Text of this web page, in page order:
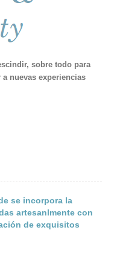
sobre todo para
nuevas experiencias
se incorpora la
artesanlmente con
de exquisitos